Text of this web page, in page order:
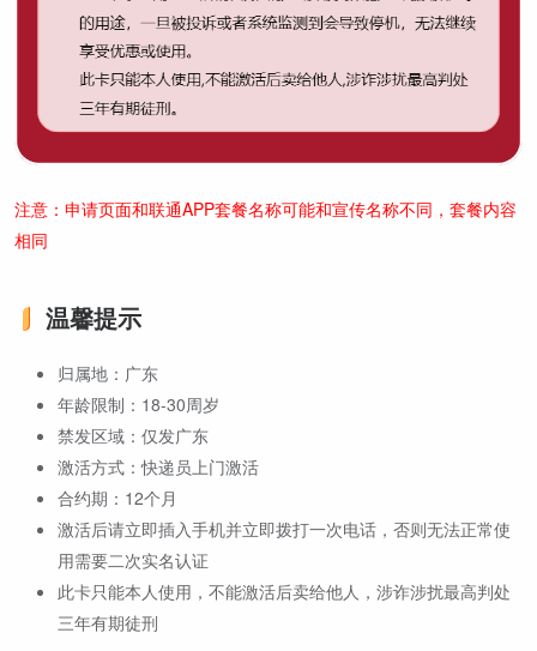
注意：申请页面和联通APP套餐名称可能和宣传名称不同，套餐内容
相同
温馨提示
归属地：广东
年龄限制：18-30周岁
禁发区域：仅发广东
激活方式：快递员上门激活
合约期：12个月
激活后请立即插入手机并立即拨打一次电话，否则无法正常使
用需要二次实名认证
此卡只能本人使用，不能激活后卖给他人，涉诈涉扰最高判处
三年有期徒刑